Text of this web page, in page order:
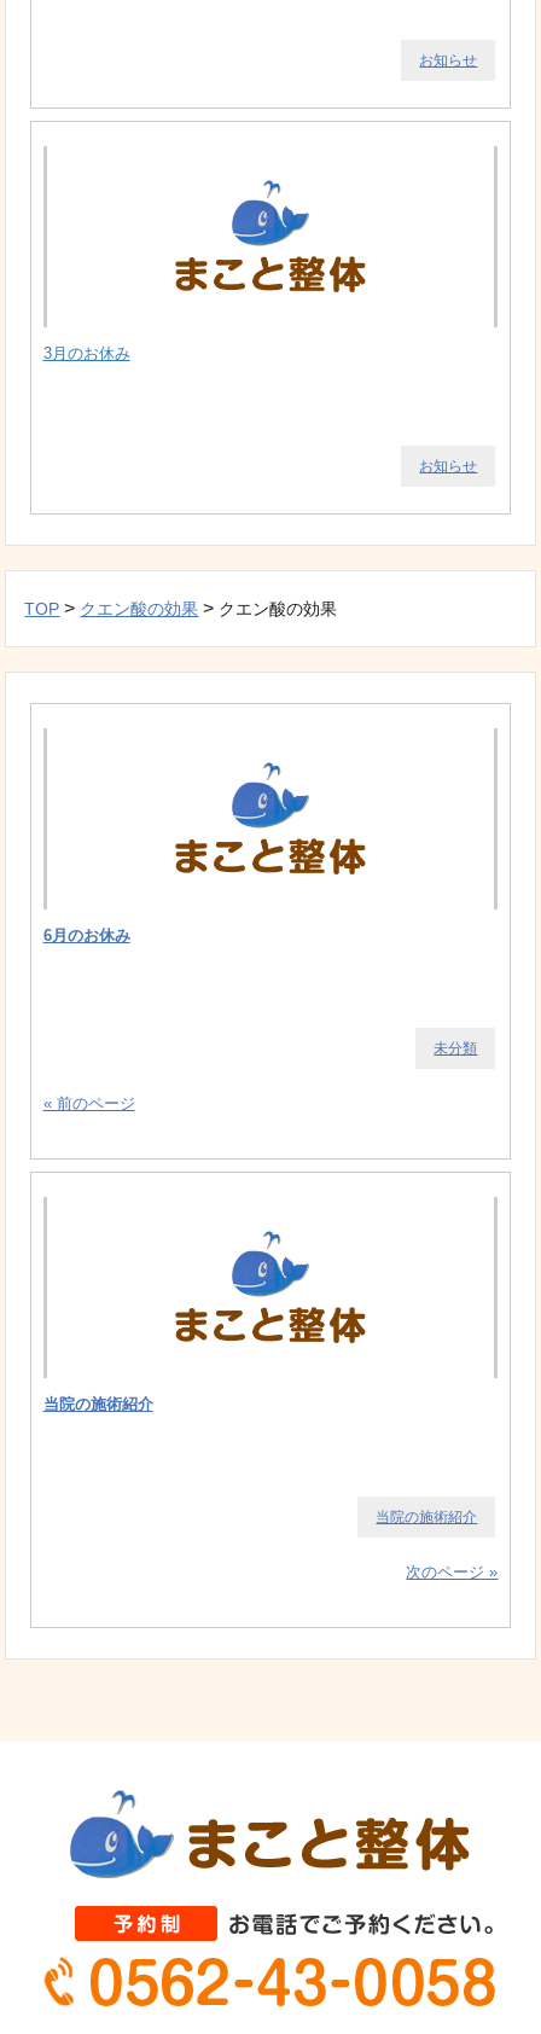
お知らせ
3月のお休み
お知らせ
TOP > クエン酸の効果 > クエン酸の効果
6月のお休み
未分類
« 前のページ
当院の施術紹介
当院の施術紹介
次のページ »